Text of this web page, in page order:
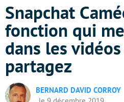
Snapchat
fonction qui
dans les
partagez
BERNARD DAVID CORROY